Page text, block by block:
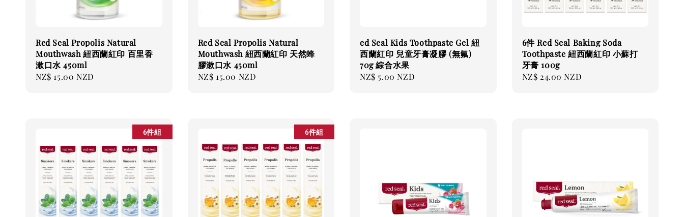
Red Seal Propolis Natural
Mouthwash 紐西蘭紅印 百里香
漱口水 450ml
Regular
NZ$ 15.00 NZD
Red Seal Propolis Natural
Mouthwash 紐西蘭紅印 天然蜂
膠漱口水 450ml
Regular
NZ$ 15.00 NZD
ed Seal Kids Toothpaste Gel 紐
西蘭紅印 兒童牙膏凝膠 (無氟)
70g 綜合水果
Regular
NZ$ 5.00 NZD
6件 Red Seal Baking Soda
Toothpaste 紐西蘭紅印 小蘇打
牙膏 100g
Regular
NZ$ 24.00 NZD
6件組 6件組